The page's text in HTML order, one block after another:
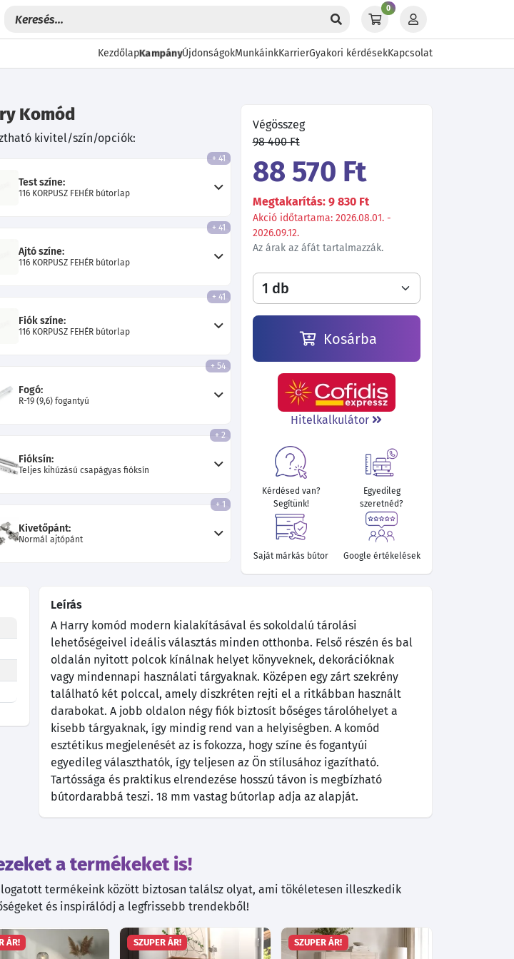
0
KezdőlapKampányÚjdonságokMunkáinkKarrierGyakori kérdésekKapcsolat
730 Ft 101 080 Ft 99 730 Ft
Komód
kivitel/szín/opciók:
Test színe:
116 KORPUSZ FEHÉR bútorlap
+ 41
Ajtó színe:
116 KORPUSZ FEHÉR bútorlap
+ 41
Fiók színe:
116 KORPUSZ FEHÉR bútorlap
+ 41
Fogó:
R-19 (9,6) fogantyú
+ 54
Fióksín:
Teljes kihúzású csapágyas fióksín
+ 2
Kivetőpánt:
Normál ajtópánt
+ 1
Végösszeg
98 400 Ft
88 570 Ft
Megtakarítás: 9 830 Ft
Akció időtartama: 2026.08.01. -
2026.09.12.
Az árak az áfát tartalmazzák.
Kosárba
Hitelkalkulátor
Kérdésed van?
Segítünk!
Egyedileg
szeretnéd?
Saját márkás bútor Google értékelések
Leírás
A Harry komód modern kialakításával és sokoldalú tárolási
lehetőségeivel ideális választás minden otthonba. Felső részén és bal
oldalán nyitott polcok kínálnak helyet könyveknek, dekorációknak
vagy mindennapi használati tárgyaknak. Középen egy zárt szekrény
található két polccal, amely diszkréten rejti el a ritkábban használt
darabokat. A jobb oldalon négy fiók biztosít bőséges tárolóhelyet a
kisebb tárgyaknak, így mindig rend van a helyiségben. A komód
esztétikus megjelenését az is fokozza, hogy színe és fogantyúi
egyedileg választhatók, így teljesen az Ön stílusához igazítható.
Tartóssága és praktikus elrendezése hosszú távon is megbízható
bútordarabbá teszi. 18 mm vastag bútorlap adja az alapját.
a termékeket is!
termékeink között biztosan találsz olyat, ami tökéletesen illeszkedik
és inspirálódj a legfrissebb trendekből!
ÁR! SZUPER ÁR! SZUPER ÁR!